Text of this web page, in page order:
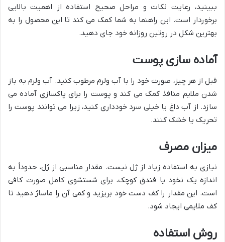
ببینید، رعایت نکات و مراحل صحیح استفاده از اهمیت بالایی
برخوردار است. این راهنما به شما کمک می کند تا این محصول را به
بهترین شکل در روتین روزانه خود جای دهید.
آماده سازی پوست
قبل از هر چیز، صورت خود را با آب ولرم مرطوب کنید. آب ولرم به باز
شدن ملایم منافذ کمک می کند و پوست را برای پاکسازی آماده می
سازد. از آب داغ یا خیلی سرد خودداری کنید، زیرا می توانند پوست را
تحریک یا خشک کنند.
میزان مصرف
نیازی به استفاده زیاد از ژل نیست. مقدار مناسبی از ژل، حدوداً به
اندازه یک نخود یا فندق کوچک، برای شستشوی کامل صورت کافی
است. این مقدار را کف دست خود بریزید و کمی آن را ماساژ دهید تا
کف ملایمی ایجاد شود.
روش استفاده